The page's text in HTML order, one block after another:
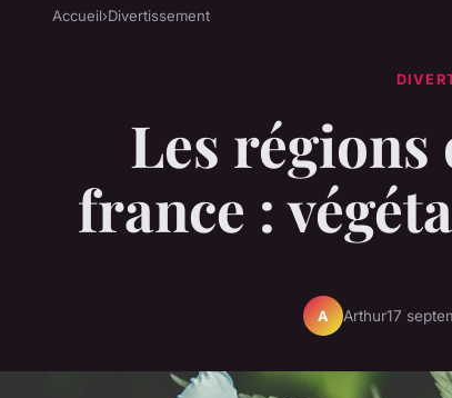
Accueil›Divertissement
Les régions
france :
A Arthur17